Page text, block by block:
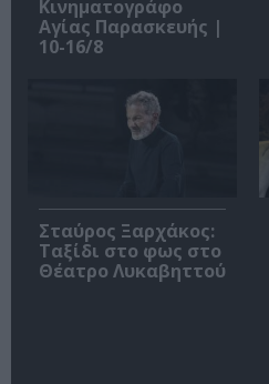
Κινηματογράφο
Αγίας Παρασκευής |
10-16/8
Σταύρος Ξαρχάκος:
Ταξίδι στο φως στο
Θέατρο Λυκαβηττού